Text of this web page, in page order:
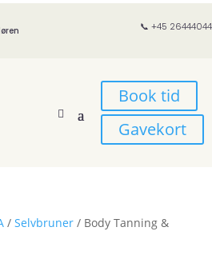
📞 +45 26444044
Book tid
Gavekort
/ Selvbruner/ Body Tanning &